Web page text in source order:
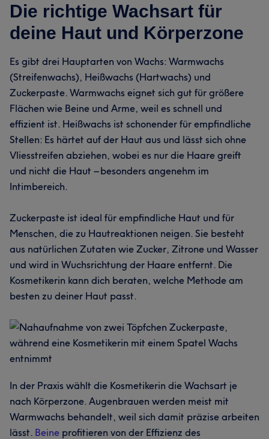
Die richtige Wachsart für
deine Haut und Körperzone
Es gibt drei Hauptarten von Wachs: Warmwachs
(Streifenwachs), Heißwachs (Hartwachs) und
Zuckerpaste. Warmwachs eignet sich gut für größere
Flächen wie Beine und Arme, weil es schnell und
effizient ist. Heißwachs ist schonender für empfindliche
Stellen: Es härtet auf der Haut aus und lässt sich ohne
Vliesstreifen abziehen, wobei es nur die Haare greift
und nicht die Haut – besonders angenehm im
Intimbereich.
Zuckerpaste ist ideal für empfindliche Haut und für
Menschen, die zu Hautreaktionen neigen. Sie besteht
aus natürlichen Zutaten wie Zucker, Zitrone und Wasser
und wird in Wuchsrichtung der Haare entfernt. Die
Kosmetikerin kann dich beraten, welche Methode am
besten zu deiner Haut passt.
In der Praxis wählt die Kosmetikerin die Wachsart je
nach Körperzone. Augenbrauen werden meist mit
Warmwachs behandelt, weil sich damit präzise arbeiten
lässt. Beine profitieren von der Effizienz des